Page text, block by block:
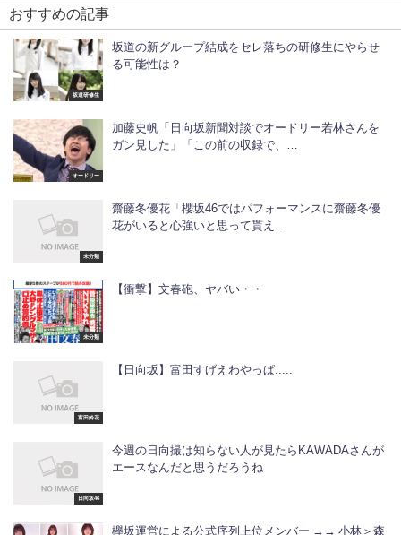
おすすめの記事
坂道研修生
坂道の新グループ結成をセレ落ちの研修生にやらせ
る可能性は？
オードリー
加藤史帆「日向坂新聞対談でオードリー若林さんを
ガン見した」「この前の収録で、…
未分類
齋藤冬優花「櫻坂46ではパフォーマンスに齋藤冬優
花がいると心強いと思って貰え…
未分類
【衝撃】文春砲、ヤバい・・
富田鈴花
【日向坂】富田すげえわやっぱ.....
日向坂46
今週の日向撮は知らない人が見たらKAWADAさんが
エースなんだと思うだろうね
欅坂運営による公式序列上位メンバー →→ 小林＞森